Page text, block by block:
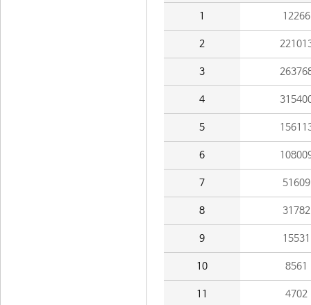
1 12266
2
3
4
5
6
7 51609
8 31782
9 15531
10 8561
11 4702